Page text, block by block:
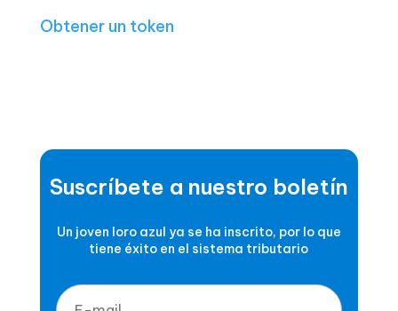
Obtener un token
Suscríbete a nuestro boletín
Un joven loro azul ya se ha inscrito, por lo que
tiene éxito en el sistema tributario